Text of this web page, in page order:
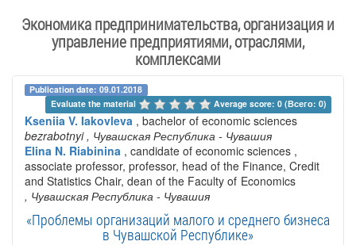
Экономика предпринимательства, организация и
управление предприятиями, отраслями,
комплексами
Publication date: 09.01.2018
Evaluate the material
Average score: 0 (Всего: 0)
Kseniia V. Iakovleva , bachelor of economic sciences
bezrabotnyi , Чувашская Республика - Чувашия
Elina N. Riabinina , candidate of economic sciences ,
associate professor, professor, head of the Finance, Credit
and Statistics Chair, dean of the Faculty of Economics
, Чувашская Республика - Чувашия
«Проблемы организаций малого и среднего бизнеса
в Чувашской Республике»